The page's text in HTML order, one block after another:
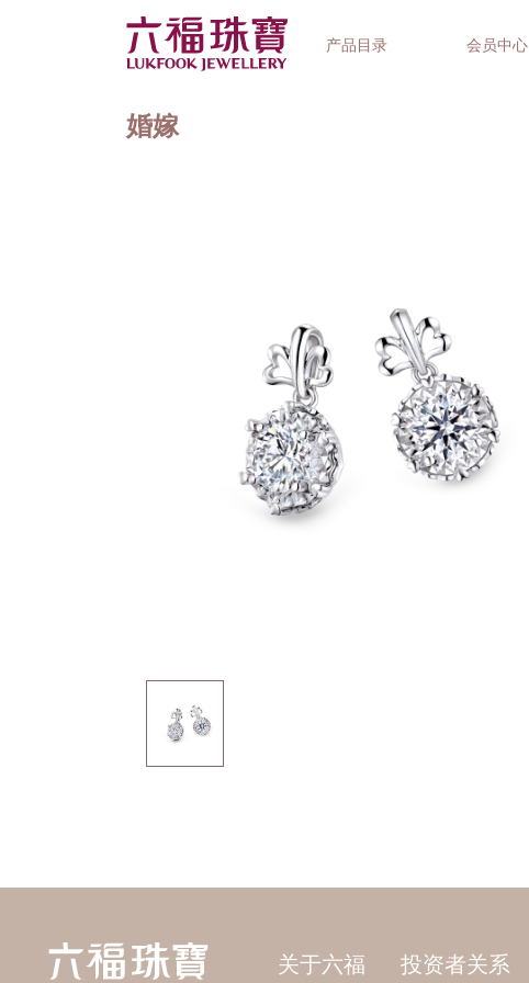
产品目录 会员中心
婚嫁
关于六福 投资者关系